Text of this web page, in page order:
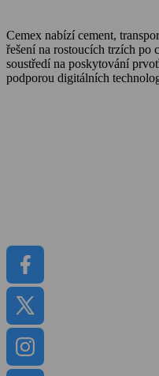
Cemex nabízí cement,
řešení na rostoucích trzích po
soustředí na poskytování
podporou digitálních